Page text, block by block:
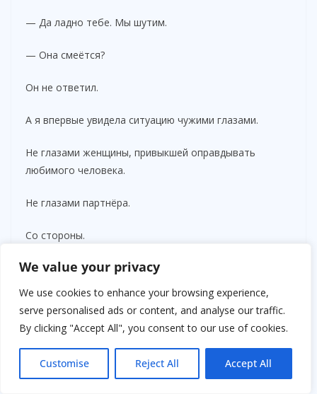
We value your privacy
We use cookies to enhance your browsing experience,
serve personalised ads or content, and analyse our traffic.
By clicking "Accept All", you consent to our use of cookies.
Customise Reject All Accept All
— Да ладно тебе. Мы шутим.
— Она смеётся?
Он не ответил.
А я впервые увидела ситуацию чужими глазами.
Не глазами женщины, привыкшей оправдывать
любимого человека.
Не глазами партнёра.
Со стороны.
И картина оказалась неприятной.
Взрослый мужчина годами высмеивал то, что
причиняло близкому человеку страдания.
После ухода дочери я долго сидела одна.
В квартире было тихо.